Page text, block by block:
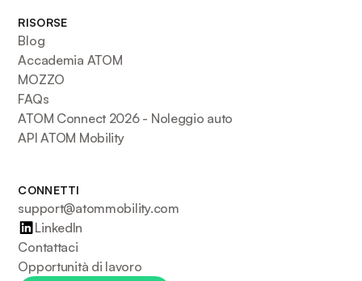
RISORSE
Blog
Accademia ATOM
MOZZO
FAQs
ATOM Connect 2026 - Noleggio auto
API ATOM Mobility
CONNETTI
support@atommobility.com
LinkedIn
Contattaci
Opportunità di lavoro